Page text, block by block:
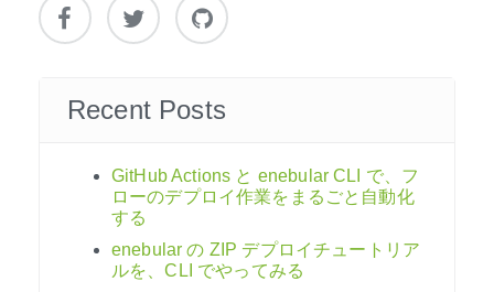
ョ
Recent Posts
GitHub Actions と enebular CLI で、フ
ローのデプロイ作業をまるごと自動化
する
enebular の ZIP デプロイチュートリア
ルを、CLI でやってみる